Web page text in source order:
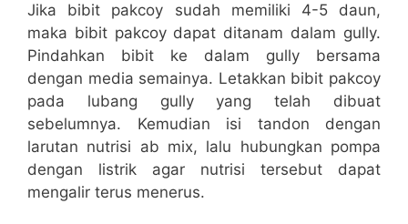
Jika bibit pakcoy sudah memiliki 4-5 daun,
maka bibit pakcoy dapat ditanam dalam gully.
Pindahkan bibit ke dalam gully bersama
dengan media semainya. Letakkan bibit pakcoy
pada lubang gully yang telah dibuat
sebelumnya. Kemudian isi tandon dengan
larutan nutrisi ab mix, lalu hubungkan pompa
dengan listrik agar nutrisi tersebut dapat
mengalir terus menerus.